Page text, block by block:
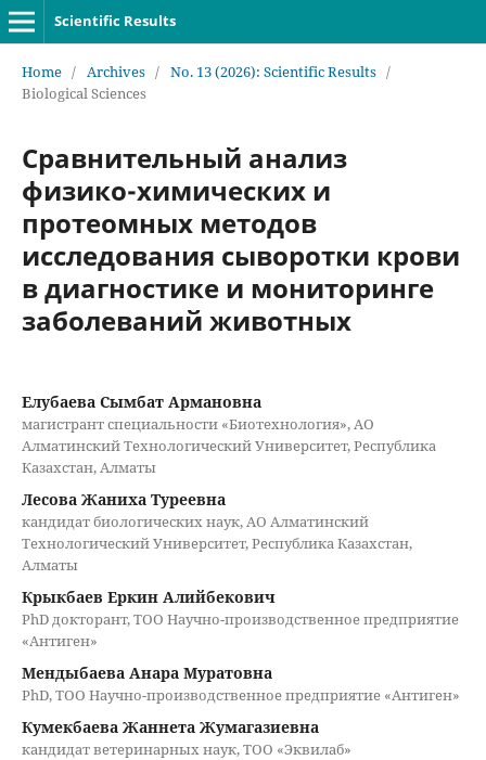
Scientific Results
Home / Archives / No. 13 (2026): Scientific Results /
Biological Sciences
Сравнительный анализ
физико-химических и
протеомных методов
исследования сыворотки крови
в диагностике и мониторинге
заболеваний животных
Елубаева Сымбат Армановна
магистрант специальности «Биотехнология», АО
Алматинский Технологический Университет, Республика
Казахстан, Алматы
Лесова Жаниха Туреевна
кандидат биологических наук, АО Алматинский
Технологический Университет, Республика Казахстан,
Алматы
Крыкбаев Еркин Алийбекович
PhD докторант, ТОО Научно-производственное предприятие
«Антиген»
Мендыбаева Анара Муратовна
PhD, ТОО Научно-производственное предприятие «Антиген»
Кумекбаева Жаннета Жумагазиевна
кандидат ветеринарных наук, ТОО «Эквилаб»